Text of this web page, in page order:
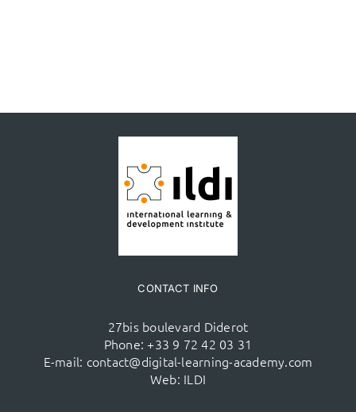
CONTACT INFO
27bis boulevard Diderot
Phone: +33 9 72 42 03 31
E-mail: contact@digital-learning-academy.com
Web: ILDI